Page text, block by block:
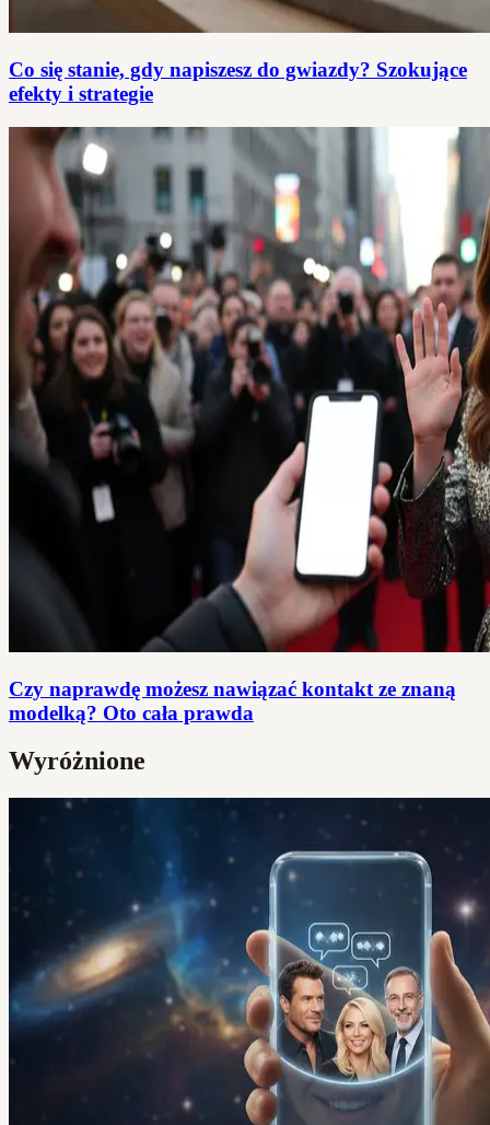
Co się stanie, gdy napiszesz do gwiazdy? Szokujące
efekty i strategie
Czy naprawdę możesz nawiązać kontakt ze znaną
modelką? Oto cała prawda
Wyróżnione